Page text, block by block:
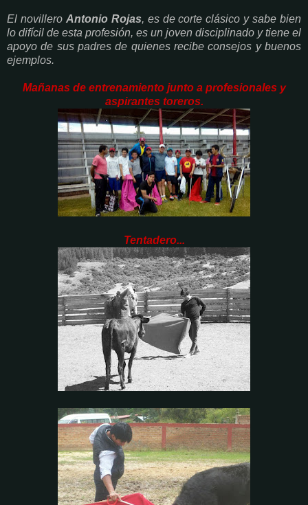
El novillero Antonio Rojas, es de corte clásico y sabe bien
lo difícil de esta profesión, es un joven disciplinado y tiene el
apoyo de sus padres de quienes recibe consejos y buenos
ejemplos.
Mañanas de entrenamiento junto a profesionales y
aspirantes toreros.
Tentadero...